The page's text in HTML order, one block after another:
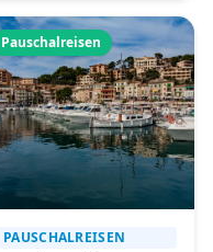
Pauschalreisen
PAUSCHALREISEN